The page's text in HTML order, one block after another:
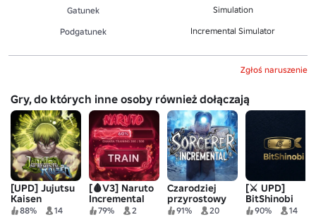
Gatunek
Simulation
Podgatunek Incremental Simulator
Zgłoś naruszenie
Gry, do których inne osoby również dołączają
[UPD] Jujutsu
Kaisen
Przyrostowy
88% 14
[🩸V3] Naruto
Incremental
79% 2
Czarodziej
przyrostowy
91% 20
[⚔️ UPD]
BitShinobi
90% 14